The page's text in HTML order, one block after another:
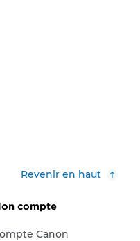
Revenir en haut
compte
Canon